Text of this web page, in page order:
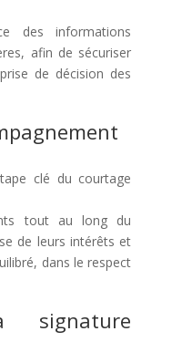
des informations
afin de sécuriser
de décision des
clé du courtage
tout au long du
de leurs intérêts et
dans le respect
signature